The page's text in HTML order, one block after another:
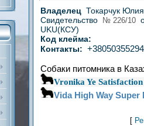
Владелец Токарчук
Свидетельство № 226/10
UKU(КСУ)
Код клейма:
Контакты:
Собаки питомника в
Vronika Ye
Vida High Way Super
[